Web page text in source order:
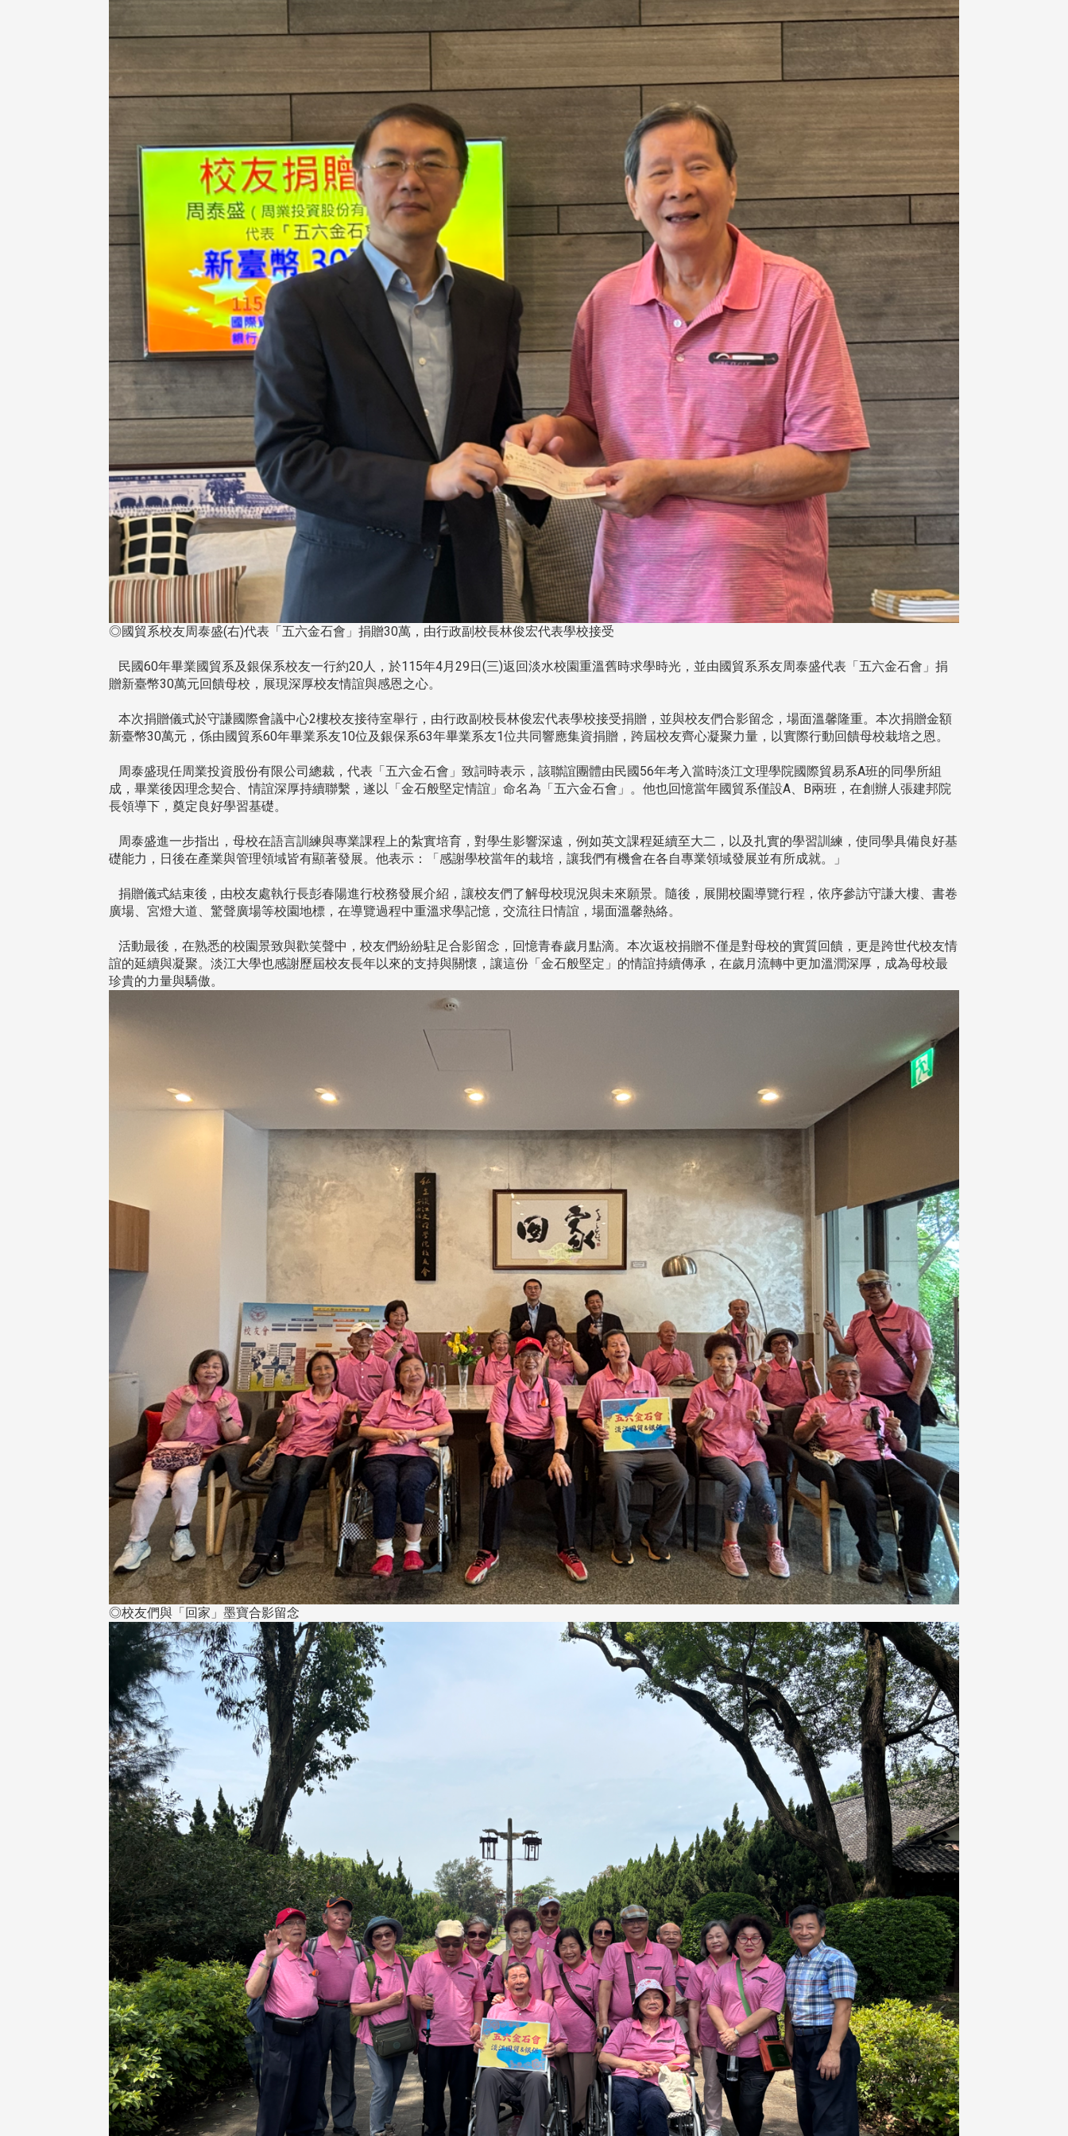
◎國貿系校友周泰盛(右)代表「五六金石會」捐贈30萬，由行政副校長林俊宏代表學校接受
民國60年畢業國貿系及銀保系校友一行約20人，於115年4月29日(三)返回淡水校園重溫舊時求學時光，並由國貿系系友周泰盛代表「五六金石會」捐
贈新臺幣30萬元回饋母校，展現深厚校友情誼與感恩之心。
本次捐贈儀式於守謙國際會議中心2樓校友接待室舉行，由行政副校長林俊宏代表學校接受捐贈，並與校友們合影留念，場面溫馨隆重。本次捐贈金額
新臺幣30萬元，係由國貿系60年畢業系友10位及銀保系63年畢業系友1位共同響應集資捐贈，跨屆校友齊心凝聚力量，以實際行動回饋母校栽培之恩。
周泰盛現任周業投資股份有限公司總裁，代表「五六金石會」致詞時表示，該聯誼團體由民國56年考入當時淡江文理學院國際貿易系A班的同學所組
成，畢業後因理念契合、情誼深厚持續聯繫，遂以「金石般堅定情誼」命名為「五六金石會」。他也回憶當年國貿系僅設A、B兩班，在創辦人張建邦院
長領導下，奠定良好學習基礎。
周泰盛進一步指出，母校在語言訓練與專業課程上的紮實培育，對學生影響深遠，例如英文課程延續至大二，以及扎實的學習訓練，使同學具備良好基
礎能力，日後在產業與管理領域皆有顯著發展。他表示：「感謝學校當年的栽培，讓我們有機會在各自專業領域發展並有所成就。」
捐贈儀式結束後，由校友處執行長彭春陽進行校務發展介紹，讓校友們了解母校現況與未來願景。隨後，展開校園導覽行程，依序參訪守謙大樓、書卷
廣場、宮燈大道、驚聲廣場等校園地標，在導覽過程中重溫求學記憶，交流往日情誼，場面溫馨熱絡。
活動最後，在熟悉的校園景致與歡笑聲中，校友們紛紛駐足合影留念，回憶青春歲月點滴。本次返校捐贈不僅是對母校的實質回饋，更是跨世代校友情
誼的延續與凝聚。淡江大學也感謝歷屆校友長年以來的支持與關懷，讓這份「金石般堅定」的情誼持續傳承，在歲月流轉中更加溫潤深厚，成為母校最
珍貴的力量與驕傲。
◎校友們與「回家」墨寶合影留念